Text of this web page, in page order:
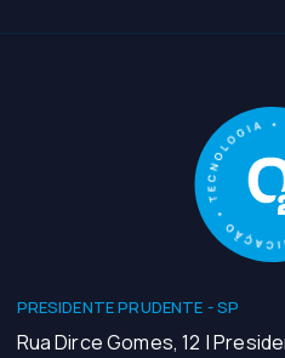
PRESIDENTE PRUDENTE - SP
Rua Dirce Gomes, 12 |